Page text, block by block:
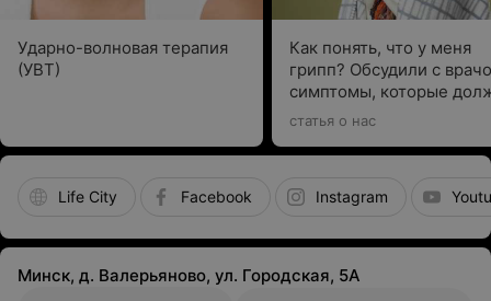
Ударно-волновая терапия
(УВТ)
Как понять, что у меня
грипп? Обсудили с
симптомы, которые
насторожить
статья о нас
Life City Facebook Instagram
Минск, д. Валерьяново, ул. Городская, 5А